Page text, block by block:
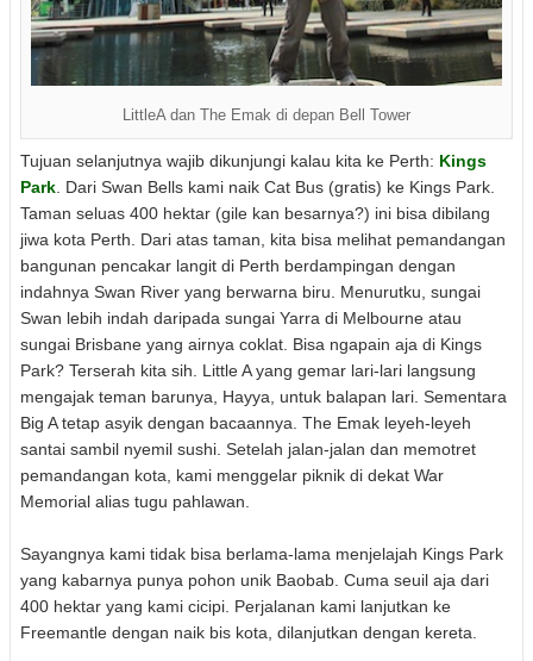
LittleA dan The Emak di depan Bell Tower
Tujuan selanjutnya wajib dikunjungi kalau kita ke Perth: Kings
Park . Dari Swan Bells kami naik Cat Bus (gratis) ke Kings Park.
Taman seluas 400 hektar (gile kan besarnya?) ini bisa dibilang
jiwa kota Perth. Dari atas taman, kita bisa melihat pemandangan
bangunan pencakar langit di Perth berdampingan dengan
indahnya Swan River yang berwarna biru. Menurutku, sungai
Swan lebih indah daripada sungai Yarra di Melbourne atau
sungai Brisbane yang airnya coklat. Bisa ngapain aja di Kings
Park? Terserah kita sih. Little A yang gemar lari-lari langsung
mengajak teman barunya, Hayya, untuk balapan lari. Sementara
Big A tetap asyik dengan bacaannya. The Emak leyeh-leyeh
santai sambil nyemil sushi. Setelah jalan-jalan dan memotret
pemandangan kota, kami menggelar piknik di dekat War
Memorial alias tugu pahlawan.
Sayangnya kami tidak bisa berlama-lama menjelajah Kings Park
yang kabarnya punya pohon unik Baobab. Cuma seuil aja dari
400 hektar yang kami cicipi. Perjalanan kami lanjutkan ke
Freemantle dengan naik bis kota, dilanjutkan dengan kereta.